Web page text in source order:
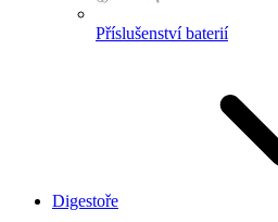
Příslušenství baterií
Digestoře